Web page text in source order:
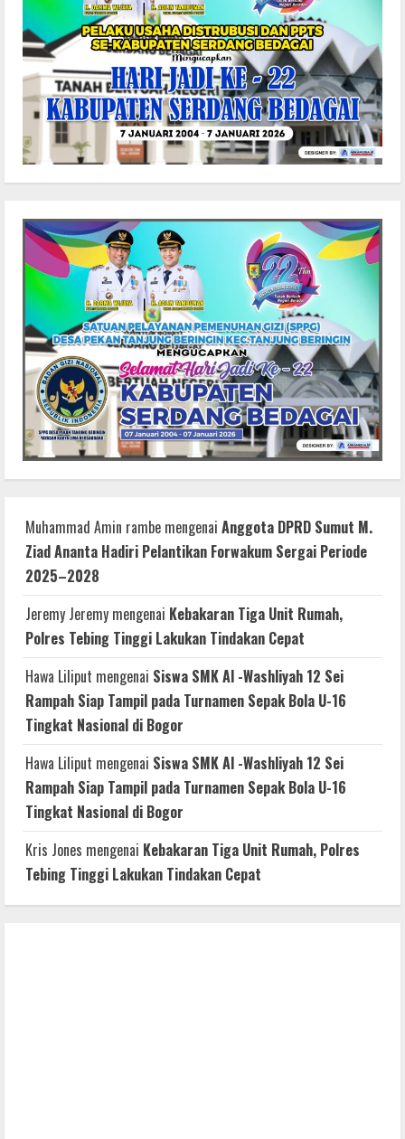
Muhammad Amin rambe mengenai Anggota DPRD Sumut M.
Ziad Ananta Hadiri Pelantikan Forwakum Sergai Periode
2025–2028
Jeremy Jeremy mengenai Kebakaran Tiga Unit Rumah,
Polres Tebing Tinggi Lakukan Tindakan Cepat
Hawa Liliput mengenai Siswa SMK Al -Washliyah 12 Sei
Rampah Siap Tampil pada Turnamen Sepak Bola U-16
Tingkat Nasional di Bogor
Hawa Liliput mengenai Siswa SMK Al -Washliyah 12 Sei
Rampah Siap Tampil pada Turnamen Sepak Bola U-16
Tingkat Nasional di Bogor
Kris Jones mengenai Kebakaran Tiga Unit Rumah, Polres
Tebing Tinggi Lakukan Tindakan Cepat